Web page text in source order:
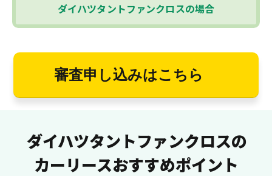
ダイハツタントファンクロスの場合
審査申し込みはこちら
ダイハツタントファンクロスの
カーリースおすすめポイント